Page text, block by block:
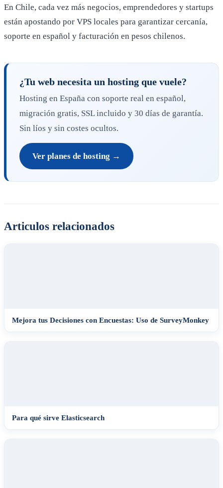
En Chile, cada vez más negocios, emprendedores y startups
están apostando por VPS locales para garantizar cercanía,
soporte en español y facturación en pesos chilenos.
¿Tu web necesita un hosting que vuele?
Hosting en España con soporte real en español,
migración gratis, SSL incluido y 30 días de garantía.
Sin líos y sin costes ocultos.
Ver planes de hosting →
Articulos relacionados
Mejora tus Decisiones con Encuestas: Uso de SurveyMonkey
Para qué sirve Elasticsearch